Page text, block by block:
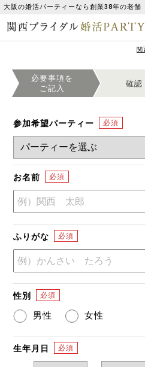
大阪の婚活パーティーなら創業38年の老舗
関
必要事項を
ご記入
確認
参加希望パーティー
お名前
ふりがな
性別
男性 女性
生年月日